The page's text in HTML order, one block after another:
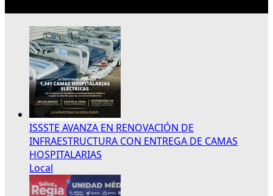
ISSSTE AVANZA EN RENOVACIÓN DE
INFRAESTRUCTURA CON ENTREGA DE CAMAS
HOSPITALARIAS
Local